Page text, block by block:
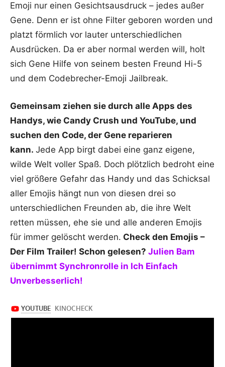
Emoji nur einen Gesichtsausdruck – jedes außer
Gene. Denn er ist ohne Filter geboren worden und
platzt förmlich vor lauter unterschiedlichen
Ausdrücken. Da er aber normal werden will, holt
sich Gene Hilfe von seinem besten Freund Hi-5
und dem Codebrecher-Emoji Jailbreak.
Gemeinsam ziehen sie durch alle Apps des
Handys, wie Candy Crush und YouTube, und
suchen den Code, der Gene reparieren
kann. Jede App birgt dabei eine ganz eigene,
wilde Welt voller Spaß. Doch plötzlich bedroht eine
viel größere Gefahr das Handy und das Schicksal
aller Emojis hängt nun von diesen drei so
unterschiedlichen Freunden ab, die ihre Welt
retten müssen, ehe sie und alle anderen Emojis
für immer gelöscht werden. Check den Emojis –
Der Film Trailer! Schon gelesen? Julien Bam
übernimmt Synchronrolle in Ich Einfach
Unverbesserlich!